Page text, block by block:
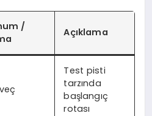
/
Açıklama
Test pisti
tarzında
başlangıç
rotası